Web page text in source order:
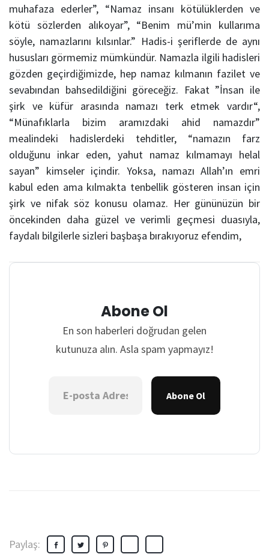
muhafaza ederler”, “Namaz insanı kötülüklerden ve
kötü sözlerden alıkoyar”, “Benim mü’min kullarıma
söyle, namazlarını kılsınlar.” Hadis-i şeriflerde de aynı
hususları görmemiz mümkündür. Namazla ilgili hadisleri
gözden geçirdiğimizde, hep namaz kılmanın fazilet ve
sevabından bahsedildiğini göreceğiz. Fakat ”İnsan ile
şirk ve küfür arasında namazı terk etmek vardır“,
“Münafıklarla bizim aramızdaki ahid namazdır”
mealindeki hadislerdeki tehditler, “namazın farz
olduğunu inkar eden, yahut namaz kılmamayı helal
sayan” kimseler içindir. Yoksa, namazı Allah’ın emri
kabul eden ama kılmakta tenbellik gösteren insan için
şirk ve nifak söz konusu olamaz. Her gününüzün bir
öncekinden daha güzel ve verimli geçmesi duasıyla,
faydalı bilgilerle sizleri başbaşa bırakıyoruz efendim,
Abone Ol
En son haberleri doğrudan gelen
kutunuza alın. Asla spam yapmayız!
Abone Ol
Paylaş: